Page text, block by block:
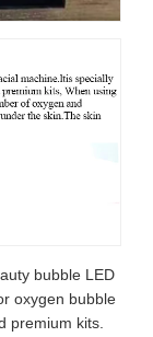
bubble LED
oxygen bubble
premium kits.